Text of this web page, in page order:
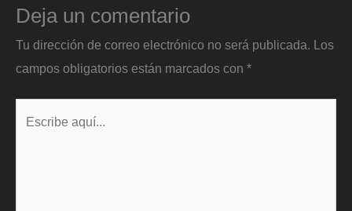
Deja un comentario
Tu dirección de correo electrónico no será publicada. Los
campos obligatorios están marcados con *